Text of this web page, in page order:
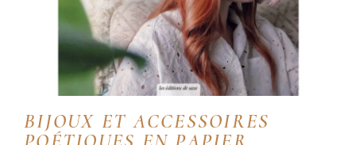
BIJOUX ET ACCESSOIRES